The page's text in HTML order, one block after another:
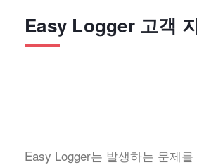
Easy Logger 고객
Easy Logger는 발생하는 문제